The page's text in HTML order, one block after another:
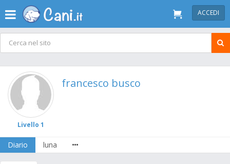
ACCEDI
Livello 1
francesco busco
Diario luna